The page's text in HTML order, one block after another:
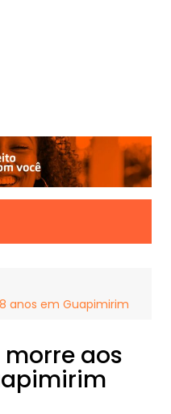
anos em Guapimirim
morre aos